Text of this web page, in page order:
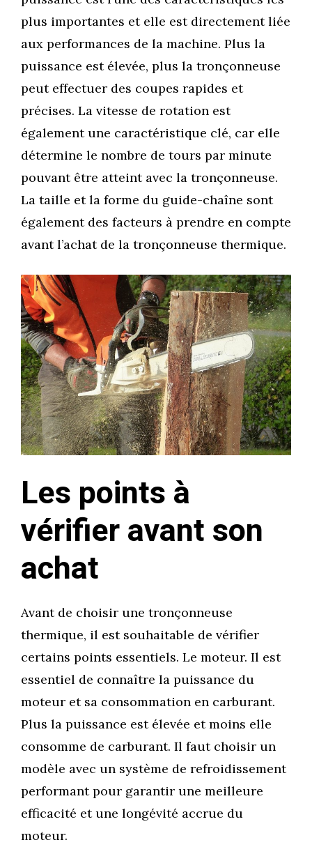
plus importantes et elle est directement liée
aux performances de la machine. Plus la
puissance est élevée, plus la tronçonneuse
peut effectuer des coupes rapides et
précises. La vitesse de rotation est
également une caractéristique clé, car elle
détermine le nombre de tours par minute
pouvant être atteint avec la tronçonneuse.
La taille et la forme du guide-chaîne sont
également des facteurs à prendre en compte
avant l’achat de la tronçonneuse thermique.
Les points à
vérifier avant son
achat
Avant de choisir une tronçonneuse
thermique, il est souhaitable de vérifier
certains points essentiels. Le moteur. Il est
essentiel de connaître la puissance du
moteur et sa consommation en carburant.
Plus la puissance est élevée et moins elle
consomme de carburant. Il faut choisir un
modèle avec un système de refroidissement
performant pour garantir une meilleure
efficacité et une longévité accrue du
moteur.